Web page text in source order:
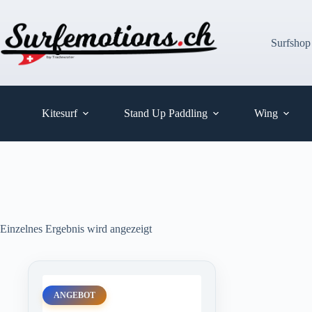
springen
Kitesurf Stand Up Paddling Wing
Einzelnes Ergebnis wird angezeigt
ANGEBOT